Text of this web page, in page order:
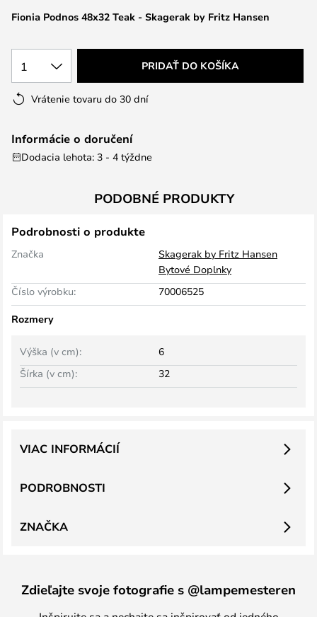
Fionia Podnos 48x32 Teak - Skagerak by Fritz Hansen
1 PRIDAŤ DO KOŠÍKA
Vrátenie tovaru do 30 dní
Informácie o doručení
Dodacia lehota: 3 - 4 týždne
PODOBNÉ PRODUKTY
Podrobnosti o produkte
Značka
Skagerak by Fritz Hansen
Bytové Doplnky
Číslo výrobku:
70006525
Rozmery
Šírka (v cm): 32
Výška (v cm): 6
PODROBNOSTI
VIAC INFORMÁCIÍ
ZNAČKA
Zdieľajte svoje fotografie s @lampemesteren